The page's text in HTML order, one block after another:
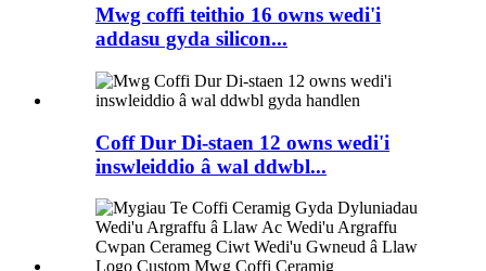
Mwg coffi teithio 16 owns wedi'i
addasu gyda silicon...
Coff Dur Di-staen 12 owns wedi'i
inswleiddio â wal ddwbl...